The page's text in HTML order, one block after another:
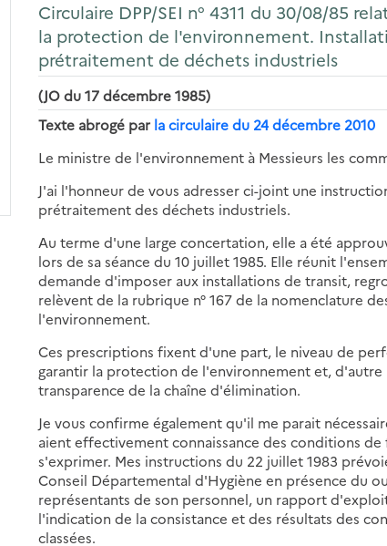
Circulaire DPP/SEI n° 4311 du 30/08/85
la protection de l'environnement.
prétraitement de déchets industriels
(JO du 17 décembre 1985)
Texte abrogé par la circulaire du 24 décembre 2010
Le ministre de l'environnement à Messieurs les
J'ai l'honneur de vous adresser ci-joint une
prétraitement des déchets industriels.
Au terme d'une large concertation, elle a été
lors de sa séance du 10 juillet 1985. Elle réunit
demande d'imposer aux installations de transit,
relèvent de la rubrique n° 167 de la nomenclature
l'environnement.
Ces prescriptions fixent d'une part, le niveau de
garantir la protection de l'environnement et, d'autre
transparence de la chaîne d'élimination.
Je vous confirme également qu'il me parait
aient effectivement connaissance des conditions
s'exprimer. Mes instructions du 22 juillet 1983
Conseil Départemental d'Hygiène en présence du
représentants de son personnel, un rapport
l'indication de la consistance et des résultats des
classées.